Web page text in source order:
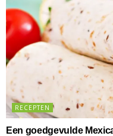
RECEPTEN
Een goedgevulde